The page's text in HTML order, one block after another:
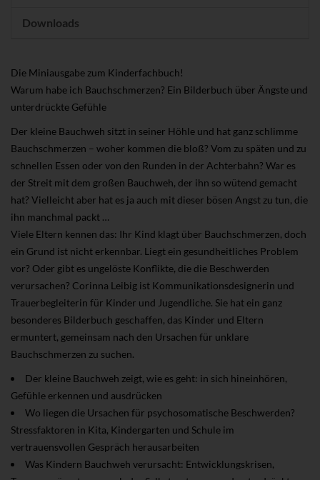
Downloads
Die Miniausgabe zum Kinderfachbuch!
Warum habe ich Bauchschmerzen? Ein Bilderbuch über Ängste und
unterdrückte Gefühle
Der kleine Bauchweh sitzt in seiner Höhle und hat ganz schlimme
Bauchschmerzen – woher kommen die bloß? Vom zu späten und zu
schnellen Essen oder von den Runden in der Achterbahn? War es
der Streit mit dem großen Bauchweh, der ihn so wütend gemacht
hat? Vielleicht aber hat es ja auch mit dieser bösen Angst zu tun, die
ihn manchmal packt …
Viele Eltern kennen das: Ihr Kind klagt über Bauchschmerzen, doch
ein Grund ist nicht erkennbar. Liegt ein gesundheitliches Problem
vor? Oder gibt es ungelöste Konflikte, die die Beschwerden
verursachen? Corinna Leibig ist Kommunikationsdesignerin und
Trauerbegleiterin für Kinder und Jugendliche. Sie hat ein ganz
besonderes Bilderbuch geschaffen, das Kinder und Eltern
ermuntert, gemeinsam nach den Ursachen für unklare
Bauchschmerzen zu suchen.
Der kleine Bauchweh zeigt, wie es geht: in sich hineinhören,
Gefühle erkennen und ausdrücken
Wo liegen die Ursachen für psychosomatische Beschwerden?
Stressfaktoren in Kita, Kindergarten und Schule im
vertrauensvollen Gespräch herausarbeiten
Was Kindern Bauchweh verursacht: Entwicklungskrisen,